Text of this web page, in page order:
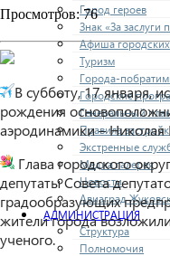
Город героев
Знак «За заслуги
Афиша
Туризм
Города-
Городские
Генеральный
Правила
Экстренные
Медиа галерея
Новости
Авиаград
АДМИНИСТРАЦИЯ
Структура
Полномочия
Просмотров: 76
В субботу, 17 января,
рождения
аэродинамики – Николая
Глава городского
депутаты Совета
градообразующих
жители города
ученого.